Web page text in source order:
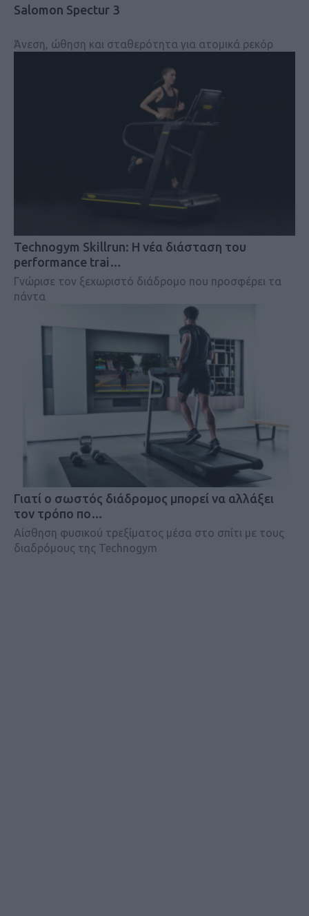
Salomon Spectur 3
Άνεση, ώθηση και σταθερότητα για ατομικά ρεκόρ
Technogym Skillrun: Η νέα διάσταση του
performance trai…
Γνώρισε τον ξεχωριστό διάδρομο που προσφέρει τα
πάντα
Γιατί ο σωστός διάδρομος μπορεί να αλλάξει
τον τρόπο πο…
Αίσθηση φυσικού τρεξίματος μέσα στο σπίτι με τους
διαδρόμους της Technogym